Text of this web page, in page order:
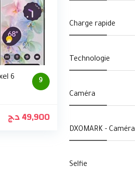
9
6
49,900د.ج
Charge rapide
Technologie
Caméra
DXOMARK - Caméra
Selfie